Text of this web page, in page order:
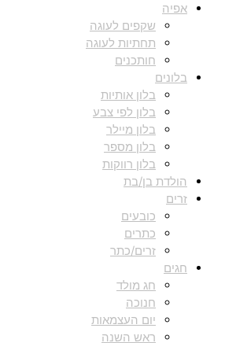
אפיה
שקפים לעוגה
תחתיות לעוגה
חותכנים
בלונים
בלון אותיות
בלון לפי צבע
בלון מיילר
בלון מספר
בלון רווקות
הולדת בן/בת
זרים
כובעים
כתרים
זרים/כתר
חגים
חג מולד
חנוכה
יום העצמאות
ראש השנה